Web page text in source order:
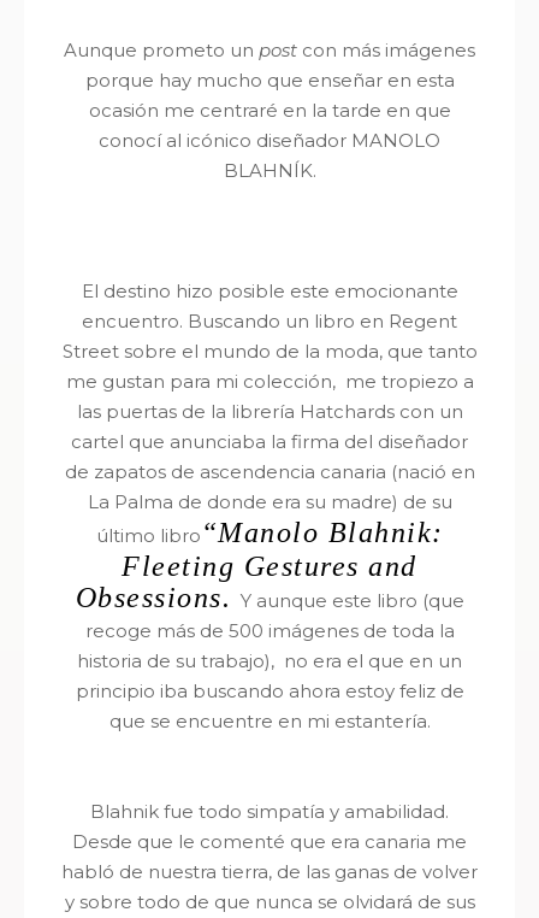
Aunque prometo un post con más imágenes
porque hay mucho que enseñar en esta
ocasión me centraré en la tarde en que
conocí al icónico diseñador MANOLO
BLAHNÍK.
El destino hizo posible este emocionante
encuentro. Buscando un libro en Regent
Street sobre el mundo de la moda, que tanto
me gustan para mi colección, me tropiezo a
las puertas de la librería Hatchards con un
cartel que anunciaba la firma del diseñador
de zapatos de ascendencia canaria (nació en
La Palma de donde era su madre) de su
último libro “Manolo Blahnik:
Fleeting Gestures and
Obsessions. Y aunque este libro (que
recoge más de 500 imágenes de toda la
historia de su trabajo), no era el que en un
principio iba buscando ahora estoy feliz de
que se encuentre en mi estantería.
Blahnik fue todo simpatía y amabilidad.
Desde que le comenté que era canaria me
habló de nuestra tierra, de las ganas de volver
y sobre todo de que nunca se olvidará de sus